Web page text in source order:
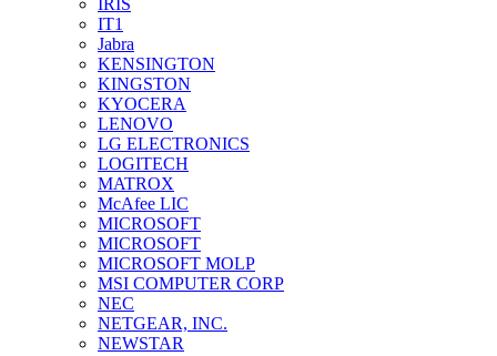
IT1
Jabra
KENSINGTON
KINGSTON
KYOCERA
LENOVO
LG ELECTRONICS
LOGITECH
MATROX
McAfee LIC
MICROSOFT
MICROSOFT
MICROSOFT MOLP
MSI COMPUTER CORP
NEC
NETGEAR, INC.
NEWSTAR